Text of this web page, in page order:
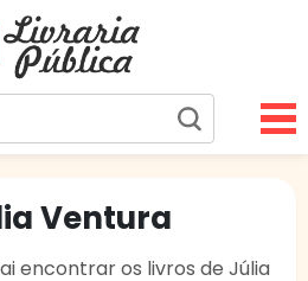
Virtual Gratuita
Ventura
encontrar os livros de Júlia